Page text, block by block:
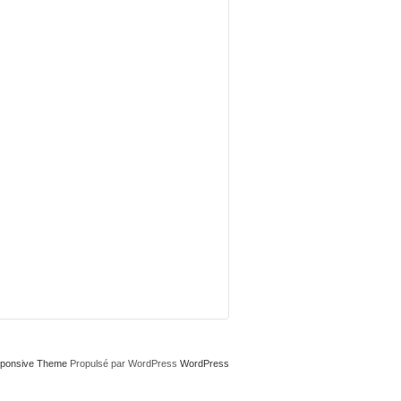
ThemePropulsé par WordPress WordPress